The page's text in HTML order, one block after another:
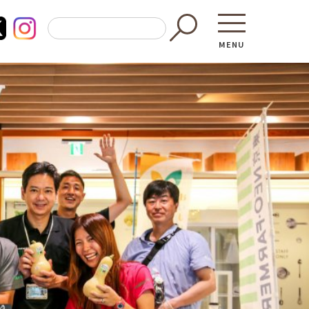
MENU
東京都GAP
─ 東京都GAP認証者一覧
東京都の食材を使った料理教室
働く・学ぶ
─ 農業
─ 森林・林業
買う・食
─ 加工品
─ 販売店
─ 飲食店
直売所へ
レシピ